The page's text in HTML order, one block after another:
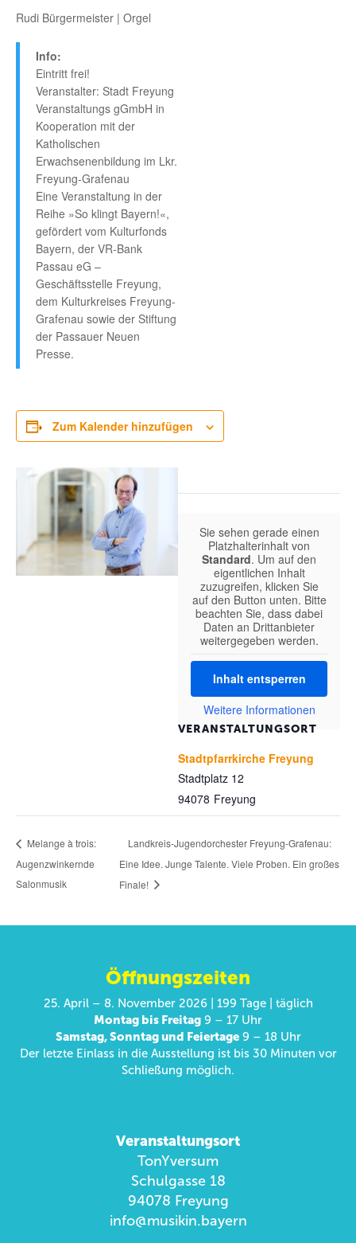
Rudi Bürgermeister | Orgel
Info:
Eintritt frei!
Veranstalter: Stadt Freyung
Veranstaltungs gGmbH in
Kooperation mit der
Katholischen
Erwachsenenbildung im Lkr.
Freyung-Grafenau
Eine Veranstaltung in der
Reihe »So klingt Bayern!«,
gefördert vom Kulturfonds
Bayern, der VR-Bank
Passau eG –
Geschäftsstelle Freyung,
dem Kulturkreises Freyung-
Grafenau sowie der Stiftung
der Passauer Neuen
Presse.
Zum Kalender hinzufügen
VERANSTALTUNGSORT
Stadtpfarrkirche Freyung
Stadtplatz 12
Freyung
94078
Sie sehen gerade einen
Platzhalterinhalt von
Standard. Um auf den
eigentlichen Inhalt
zuzugreifen, klicken Sie
auf den Button unten. Bitte
beachten Sie, dass dabei
Daten an Drittanbieter
weitergegeben werden.
Inhalt entsperren
Weitere Informationen
Melange à trois:
Augenzwinkernde
Salonmusik
Landkreis-Jugendorchester Freyung-Grafenau:
Eine Idee. Junge Talente. Viele Proben. Ein großes
Finale!
Öffnungszeiten
25. April – 8. November 2026 | 199 Tage | täglich
Montag bis Freitag 9 – 17 Uhr
Samstag, Sonntag und Feiertage9 – 18 Uhr
Der letzte Einlass in die Ausstellung ist bis 30 Minuten vor
Schließung möglich.
Veranstaltungsort
TonYversum
Schulgasse 18
94078 Freyung
info@musikin.bayern